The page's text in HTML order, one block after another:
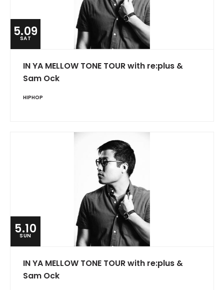
5.09
SAT
IN YA MELLOW TONE TOUR with re:plus &
Sam Ock
HIPHOP
5.10
SUN
IN YA MELLOW TONE TOUR with re:plus &
Sam Ock